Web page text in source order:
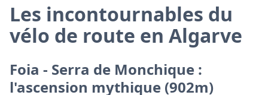
Les incontournables du
vélo de route en Algarve
Foia - Serra de Monchique :
l'ascension mythique (902m)